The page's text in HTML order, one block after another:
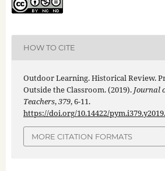
HOW TO CITE
Outdoor Learning. Historical Review.
Outside the Classroom. (2019). Journal
Teachers,379, 6-11.
https://doi.org/10.14422/
MORE CITATION FORMATS